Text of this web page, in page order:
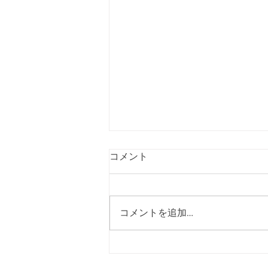
コメント
コメントを追加…